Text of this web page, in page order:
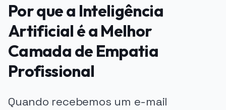
Por que a Inteligência
Artificial é a Melhor
Camada de Empatia
Profissional
Quando recebemos um e-mail